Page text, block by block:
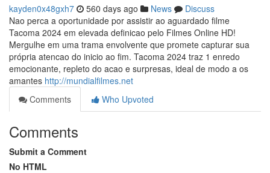
kayden0x48gxh7 560 days ago News
Discuss
Nao perca a oportunidade por assistir ao aguardado filme
Tacoma 2024 em elevada definicao pelo Filmes Online HD!
Mergulhe em uma trama envolvente que promete capturar sua
própria atencao do inicio ao fim. Tacoma 2024 traz 1 enredo
emocionante, repleto do acao e surpresas, ideal de modo a os
amantes http://mundialfilmes.net
Comments
Who Upvoted
Comments
Submit a Comment
No HTML